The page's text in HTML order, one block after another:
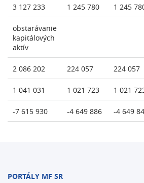
3 127 233 1 245 780 1 245
obstarávanie
kapitálových
aktív
2 086 202 224 057 224 057
1 041 031 1 021 723 1 021
-7 615 930 -4 649 886 -4 649
PORTÁLY MF SR